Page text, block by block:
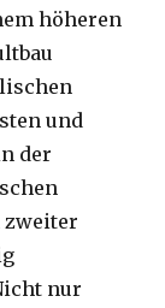
höheren
und
der
zweiter
nur